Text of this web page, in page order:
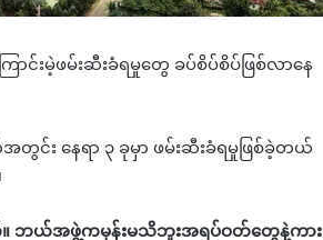
ာင်းမဲ့ဖမ်းဆီးခံရမှုတွေ ခပ်စိပ်စိပ်ဖြစ်လာနေ
း နေရာ ၃ ခုမှာ ဖမ်းဆီးခံရမှုဖြစ်ခဲ့တယ်
။ ဘယ်အဖွဲ့ကမှန်းမသိဘူးအရပ်ဝတ်‌တွေနဲ့ကား